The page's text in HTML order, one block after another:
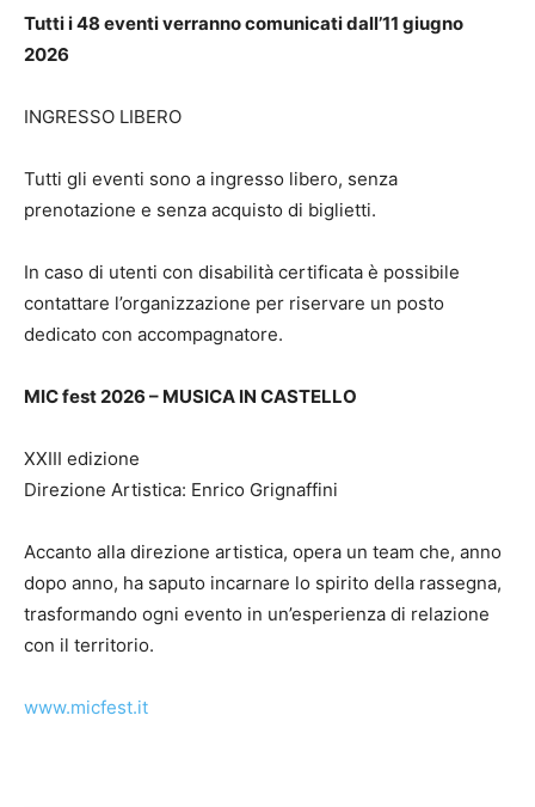
Tutti i 48 eventi verranno comunicati dall’11 giugno
2026
INGRESSO LIBERO
Tutti gli eventi sono a ingresso libero, senza
prenotazione e senza acquisto di biglietti.
In caso di utenti con disabilità certificata è possibile
contattare l’organizzazione per riservare un posto
dedicato con accompagnatore.
MIC fest 2026 – MUSICA IN CASTELLO
XXIII edizione
Direzione Artistica: Enrico Grignaffini
Accanto alla direzione artistica, opera un team che, anno
dopo anno, ha saputo incarnare lo spirito della rassegna,
trasformando ogni evento in un’esperienza di relazione
con il territorio.
www.micfest.it